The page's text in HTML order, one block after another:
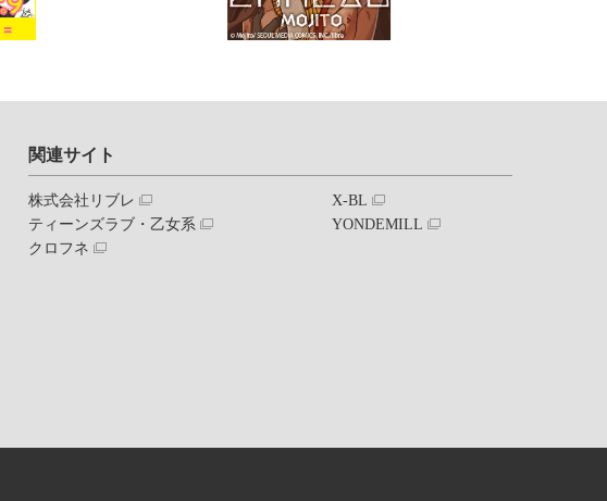
関連サイト
株式会社リブレ
ティーンズラブ・乙女系
クロフネ
X-BL
YONDEMILL